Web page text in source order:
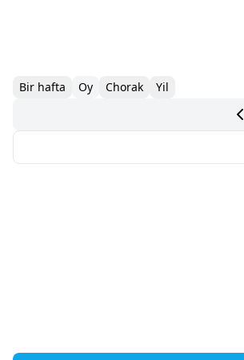
Bir hafta Oy Chorak Yil